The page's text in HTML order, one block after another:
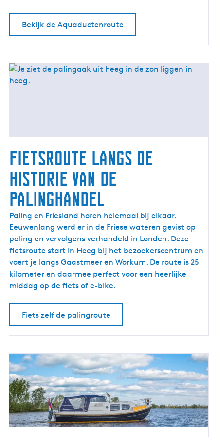
Bekijk de Aquaductenroute
Fietsroute langs de
historie van de
palinghandel
F
i
e
t
s
r
o
n
g
s
d
e
h
i
Paling en Friesland horen helemaal bij elkaar.
Eeuwenlang werd er in de Friese wateren gevist op
paling en vervolgens verhandeld in Londen. Deze
fietsroute start in Heeg bij het bezoekerscentrum en
voert je langs Gaastmeer en Workum. De route is 25
kilometer en daarmee perfect voor een heerlijke
middag op de fiets of e-bike.
Fiets zelf de palingroute